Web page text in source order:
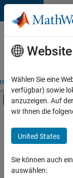
Weiter zum Inhalt
Karriere
bei
MathWorks
– Übersicht
Hauptinhalt
Praktika
Information
Commercial
Inside Sales
+8
Wählen Sie eine
verfügbar) sowie
anzuzeigen. Auf
wir Ihnen die
United States
Sie können auch
auswählen: